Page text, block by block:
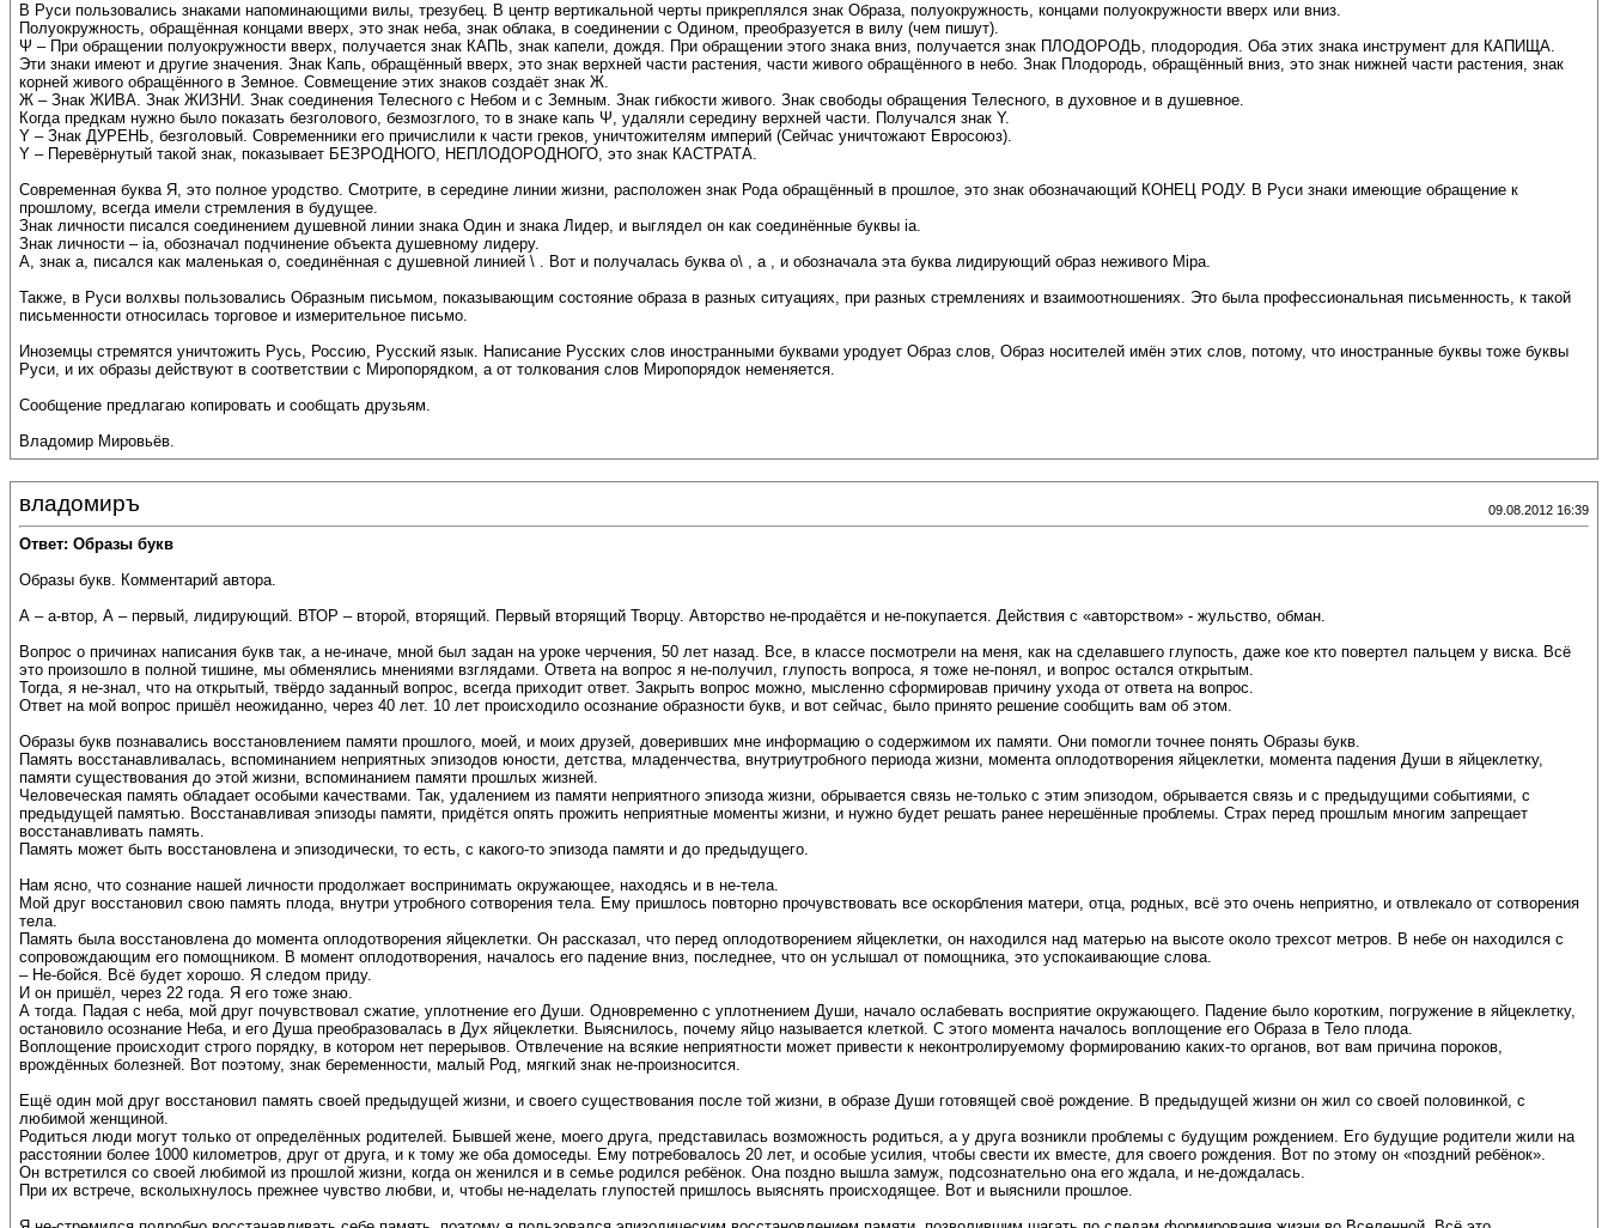
В Руси пользовались знаками напоминающими вилы, трезубец. В центр вертикальной черты прикреплялся знак Образа, полуокружность, концами полуокружности вверх или вниз.
Полуокружность, обращённая концами вверх, это знак неба, знак облака, в соединении с Одином, преобразуется в вилу (чем пишут).
Ψ – При обращении полуокружности вверх, получается знак КАПЬ, знак капели, дождя. При обращении этого знака вниз, получается знак ПЛОДОРОДЬ, плодородия. Оба этих знака инструмент для КАПИЩА.
Эти знаки имеют и другие значения. Знак Капь, обращённый вверх, это знак верхней части растения, части живого обращённого в небо. Знак Плодородь, обращённый вниз, это знак нижней части растения, знак
корней живого обращённого в Земное. Совмещение этих знаков создаёт знак Ж.
Ж – Знак ЖИВА. Знак ЖИЗНИ. Знак соединения Телесного с Небом и с Земным. Знак гибкости живого. Знак свободы обращения Телесного, в духовное и в душевное.
Когда предкам нужно было показать безголового, безмозглого, то в знаке капь Ψ, удаляли середину верхней части. Получался знак Y.
Y – Знак ДУРЕНЬ, безголовый. Современники его причислили к части греков, уничтожителям империй (Сейчас уничтожают Евросоюз).
Y – Перевёрнутый такой знак, показывает БЕЗРОДНОГО, НЕПЛОДОРОДНОГО, это знак КАСТРАТА.
Современная буква Я, это полное уродство. Смотрите, в середине линии жизни, расположен знак Рода обращённый в прошлое, это знак обозначающий КОНЕЦ РОДУ. В Руси знаки имеющие обращение к
прошлому, всегда имели стремления в будущее.
Знак личности писался соединением душевной линии знака Один и знака Лидер, и выглядел он как соединённые буквы ia.
Знак личности – ia, обозначал подчинение объекта душевному лидеру.
А, знак а, писался как маленькая о, соединённая с душевной линией \ . Вот и получалась буква о\ , а , и обозначала эта буква лидирующий образ неживого Мiра.
Также, в Руси волхвы пользовались Образным письмом, показывающим состояние образа в разных ситуациях, при разных стремлениях и взаимоотношениях. Это была профессиональная письменность, к такой
письменности относилась торговое и измерительное письмо.
Иноземцы стремятся уничтожить Русь, Россию, Русский язык. Написание Русских слов иностранными буквами уродует Образ слов, Образ носителей имён этих слов, потому, что иностранные буквы тоже буквы
Руси, и их образы действуют в соответствии с Миропорядком, а от толкования слов Миропорядок неменяется.
Сообщение предлагаю копировать и сообщать друзьям.
Владомир Мировьёв.
владомиръ 09.08.2012 16:39
Ответ: Образы букв
Образы букв. Комментарий автора.
А – а-втор, А – первый, лидирующий. ВТОР – второй, вторящий. Первый вторящий Творцу. Авторство не-продаётся и не-покупается. Действия с «авторством» - жульство, обман.
Вопрос о причинах написания букв так, а не-иначе, мной был задан на уроке черчения, 50 лет назад. Все, в классе посмотрели на меня, как на сделавшего глупость, даже кое кто повертел пальцем у виска. Всё
это произошло в полной тишине, мы обменялись мнениями взглядами. Ответа на вопрос я не-получил, глупость вопроса, я тоже не-понял, и вопрос остался открытым.
Тогда, я не-знал, что на открытый, твёрдо заданный вопрос, всегда приходит ответ. Закрыть вопрос можно, мысленно сформировав причину ухода от ответа на вопрос.
Ответ на мой вопрос пришёл неожиданно, через 40 лет. 10 лет происходило осознание образности букв, и вот сейчас, было принято решение сообщить вам об этом.
Образы букв познавались восстановлением памяти прошлого, моей, и моих друзей, доверивших мне информацию о содержимом их памяти. Они помогли точнее понять Образы букв.
Память восстанавливалась, вспоминанием неприятных эпизодов юности, детства, младенчества, внутриутробного периода жизни, момента оплодотворения яйцеклетки, момента падения Души в яйцеклетку,
памяти существования до этой жизни, вспоминанием памяти прошлых жизней.
Человеческая память обладает особыми качествами. Так, удалением из памяти неприятного эпизода жизни, обрывается связь не-только с этим эпизодом, обрывается связь и с предыдущими событиями, с
предыдущей памятью. Восстанавливая эпизоды памяти, придётся опять прожить неприятные моменты жизни, и нужно будет решать ранее нерешённые проблемы. Страх перед прошлым многим запрещает
восстанавливать память.
Память может быть восстановлена и эпизодически, то есть, с какого-то эпизода памяти и до предыдущего.
Нам ясно, что сознание нашей личности продолжает воспринимать окружающее, находясь и в не-тела.
Мой друг восстановил свою память плода, внутри утробного сотворения тела. Ему пришлось повторно прочувствовать все оскорбления матери, отца, родных, всё это очень неприятно, и отвлекало от сотворения
тела.
Память была восстановлена до момента оплодотворения яйцеклетки. Он рассказал, что перед оплодотворением яйцеклетки, он находился над матерью на высоте около трехсот метров. В небе он находился с
сопровождающим его помощником. В момент оплодотворения, началось его падение вниз, последнее, что он услышал от помощника, это успокаивающие слова.
– Не-бойся. Всё будет хорошо. Я следом приду.
И он пришёл, через 22 года. Я его тоже знаю.
А тогда. Падая с неба, мой друг почувствовал сжатие, уплотнение его Души. Одновременно с уплотнением Души, начало ослабевать восприятие окружающего. Падение было коротким, погружение в яйцеклетку,
остановило осознание Неба, и его Душа преобразовалась в Дух яйцеклетки. Выяснилось, почему яйцо называется клеткой. С этого момента началось воплощение его Образа в Тело плода.
Воплощение происходит строго порядку, в котором нет перерывов. Отвлечение на всякие неприятности может привести к неконтролируемому формированию каких-то органов, вот вам причина пороков,
врождённых болезней. Вот поэтому, знак беременности, малый Род, мягкий знак не-произносится.
Ещё один мой друг восстановил память своей предыдущей жизни, и своего существования после той жизни, в образе Души готовящей своё рождение. В предыдущей жизни он жил со своей половинкой, с
любимой женщиной.
Родиться люди могут только от определённых родителей. Бывшей жене, моего друга, представилась возможность родиться, а у друга возникли проблемы с будущим рождением. Его будущие родители жили на
расстоянии более 1000 километров, друг от друга, и к тому же оба домоседы. Ему потребовалось 20 лет, и особые усилия, чтобы свести их вместе, для своего рождения. Вот по этому он «поздний ребёнок».
Он встретился со своей любимой из прошлой жизни, когда он женился и в семье родился ребёнок. Она поздно вышла замуж, подсознательно она его ждала, и не-дождалась.
При их встрече, всколыхнулось прежнее чувство любви, и, чтобы не-наделать глупостей пришлось выяснять происходящее. Вот и выяснили прошлое.